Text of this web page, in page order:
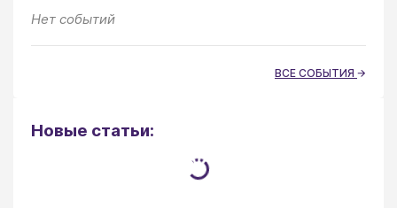
Нет событий
ВСЕ СОБЫТИЯ
Новые статьи: